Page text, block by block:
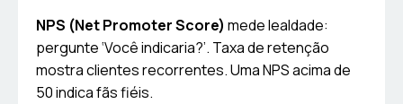
NPS (Net Promoter Score) mede lealdade:
pergunte ‘Você indicaria?’. Taxa de retenção
mostra clientes recorrentes. Uma NPS acima de
50 indica fãs fiéis.